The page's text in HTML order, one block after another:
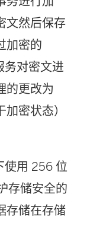
文然后保存
加密的
务对密文进
的更改为
密状态）
使用 256 位
存储安全的
存储在存储